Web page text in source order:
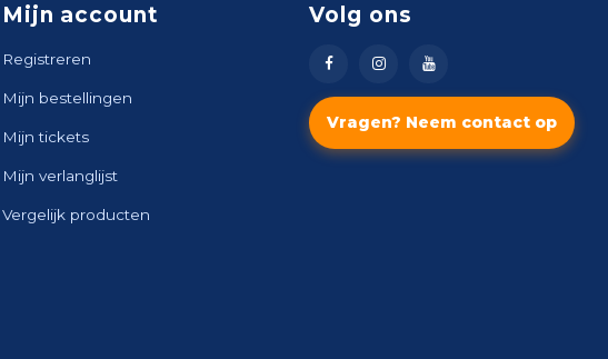
Mijn account
Registreren
Mijn bestellingen
Mijn tickets
Mijn verlanglijst
Vergelijk producten
Volg ons
Vragen? Neem contact op